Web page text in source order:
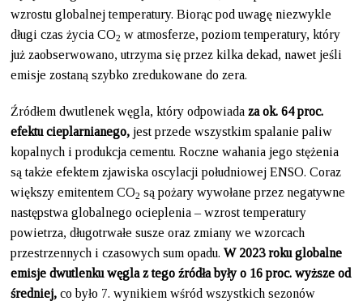
wzrostu globalnej temperatury. Biorąc pod uwagę niezwykle
długi czas życia CO2 w atmosferze, poziom temperatury, który
już zaobserwowano, utrzyma się przez kilka dekad, nawet jeśli
emisje zostaną szybko zredukowane do zera.
Źródłem dwutlenek węgla, który odpowiadaza ok. 64 proc.
efektu cieplarnianego, jest przede wszystkim spalanie paliw
kopalnych i produkcja cementu. Roczne wahania jego stężenia
są także efektem zjawiska oscylacji południowej ENSO. Coraz
większy emitentem CO2 są pożary wywołane przez negatywne
następstwa globalnego ocieplenia – wzrost temperatury
powietrza, długotrwałe susze oraz zmiany we wzorcach
przestrzennych i czasowych sum opadu.W 2023 roku globalne
emisje dwutlenku węgla z tego źródła były o 16 proc. wyższe od
średniej, co było 7. wynikiem wśród wszystkich sezonów